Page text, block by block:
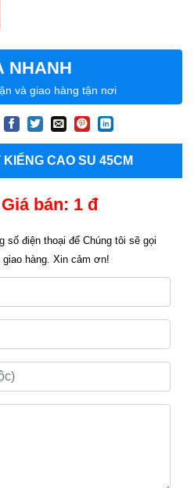
NHANH
và giao hàng tận nơi
CAO SU 45CM
Giá bán: 1 đ
số điện thoại để Chúng tôi sẽ gọi
hàng. Xin cảm ơn!